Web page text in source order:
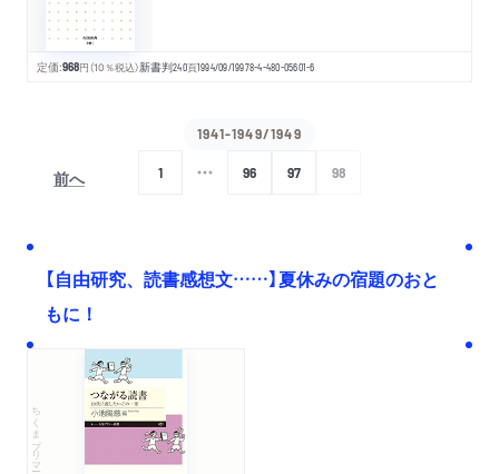
定価:968円 （10％税込）新書判240頁1994/09/19978-4-480-05601-6
前へ
1941-1949/1949
1 96 97 98
【自由研究、読書感想文……】夏休みの宿題のおと
もに！
ちくまプリマー新書